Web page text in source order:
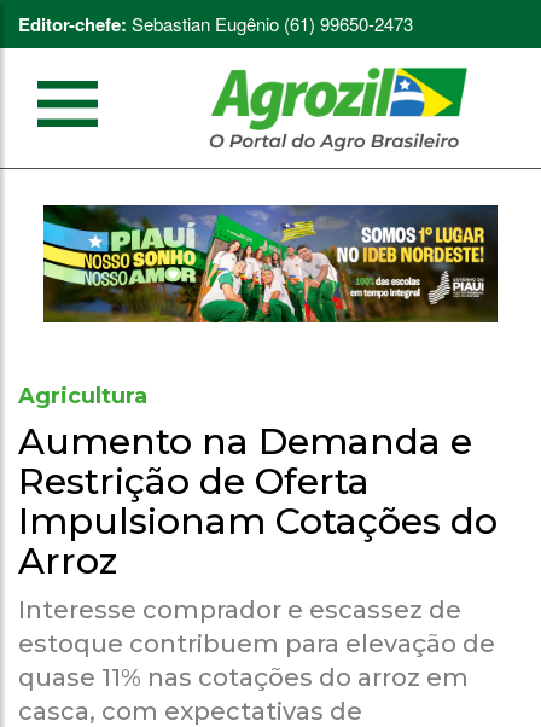
Editor-chefe: Sebastian Eugênio (61) 99650-2473
Agricultura
Aumento na Demanda e
Restrição de Oferta
Impulsionam Cotações do
Arroz
Interesse comprador e escassez de
estoque contribuem para elevação de
quase 11% nas cotações do arroz em
casca, com expectativas de